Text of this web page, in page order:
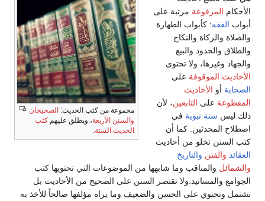
مجموعة من كتب الحديث: الصحيحان
والسنن الأربعة، ويطلق عليهم كتب
الحديث الستة.
الأحكام المرفوعة مرتبة على
أبواب الفقه: كأبواب الطهارة
والصلاة والزكاة والنكاح
والطلاق والحدود والبيع
والجهاد وغيرها، ولا تحتوى
الأحاديث الموقوفة على
الصحابة أو الأحاديث
المقطوعة على التابعين، لأن
ذلك ليس سنة نبوية في
اصطلاح المحدثين. كما أن
كتب السنن تخلو من أحاديث
العقائد والفتن والتاريخ
والشمائل والمناقب وما شابهها من الموضوعات التي تحتويها كتب
الجوامع والمسانيد.ولا تقتصر السنن على الصحيح من الأحاديث بل
تشتمل وتحتوي على الحسن والضعيف وما يراه مؤلفها صالحاً للأخذ به